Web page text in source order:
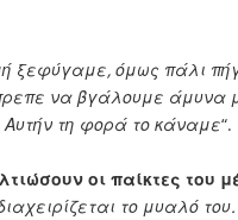
ξεφύγαμε, όμως πάλι
να βγάλουμε άμυνα
Αυτήν τη φορά το κάναμε“.
οι παίκτες του
το μυαλό